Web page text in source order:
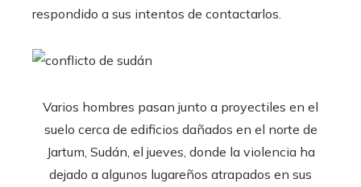
respondido a sus intentos de contactarlos.
Varios hombres pasan junto a proyectiles en el
suelo cerca de edificios dañados en el norte de
Jartum, Sudán, el jueves, donde la violencia ha
dejado a algunos lugareños atrapados en sus